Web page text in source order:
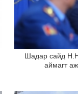
Шадар сайд
аймагт